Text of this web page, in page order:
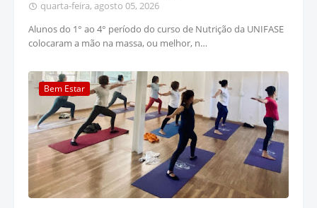
quarta-feira, agosto 05, 2026
Alunos do 1° ao 4° período do curso de Nutrição da UNIFASE
colocaram a mão na massa, ou melhor, n…
Bem Estar